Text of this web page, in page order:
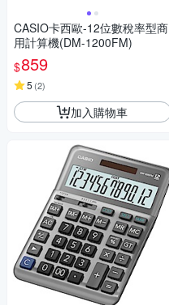
CASIO卡西歐-12位數稅率型商
用計算機(DM-1200FM)
$859
5 (2)
加入購物車